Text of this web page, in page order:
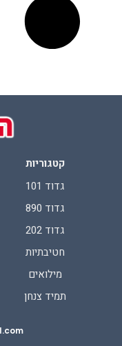
קטגוריות
גדוד 101
גדוד 890
גדוד 202
חטיבתיות
מילואים
תמיד צנחן